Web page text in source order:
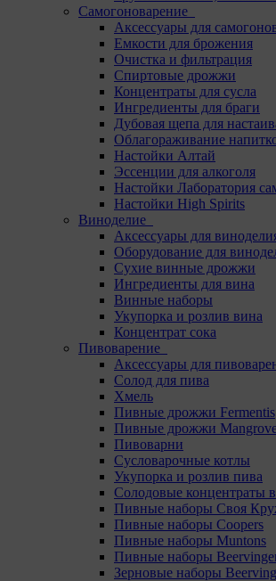
Самогоноварение
Аксессуары для
Емкости для брожения
Очистка и фильтрация
Спиртовые дрожжи
Концентраты для сусла
Ингредиенты для браги
Дубовая щепа для
Облагораживание
Настойки Алтай
Эссенции для алкоголя
Настойки Лаборатория
Настойки High Spirits
Виноделие
Аксессуары для
Оборудование для
Сухие винные дрожжи
Ингредиенты для вина
Винные наборы
Укупорка и розлив вина
Концентрат сока
Пивоварение
Аксессуары для
Солод для пива
Хмель
Пивные дрожжи Fermentis
Пивные дрожжи
Пивоварни
Сусловарочные котлы
Укупорка и розлив пива
Солодовые концентраты
Пивные наборы Своя
Пивные наборы Coopers
Пивные наборы Muntons
Пивные наборы
Зерновые наборы